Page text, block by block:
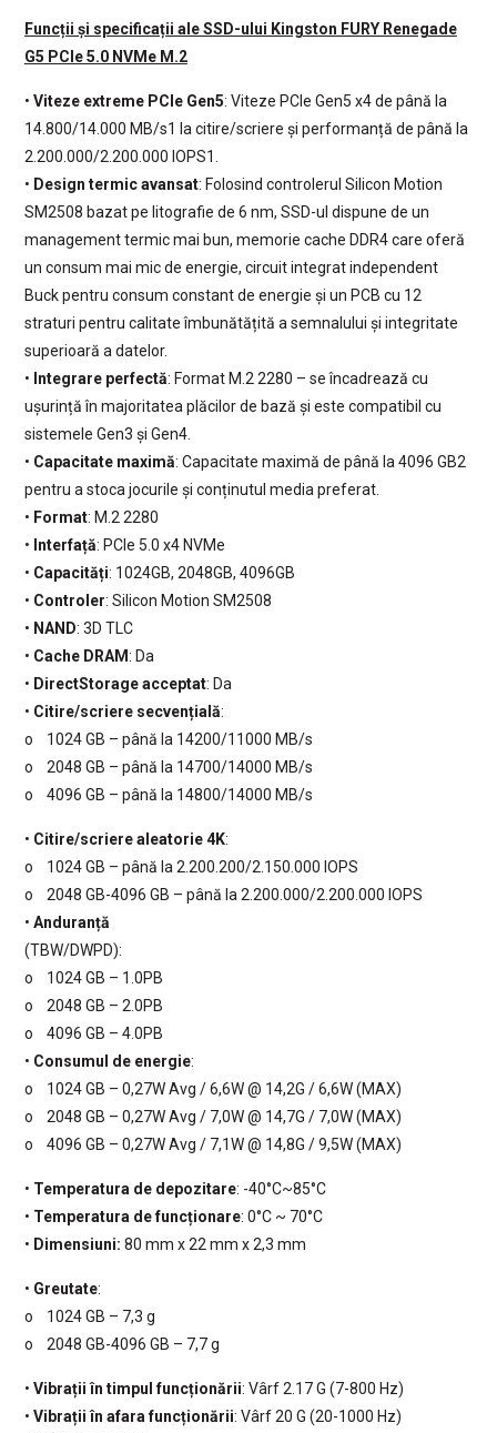
Funcții și specificații ale SSD-ului Kingston FURY Renegade
G5 PCIe 5.0 NVMe M.2
• Viteze extreme PCIe Gen5: Viteze PCIe Gen5 x4 de până la
14.800/14.000 MB/s1 la citire/scriere și performanță de până la
2.200.000/2.200.000 IOPS1.
• Design termic avansat: Folosind controlerul Silicon Motion
SM2508 bazat pe litografie de 6 nm, SSD-ul dispune de un
management termic mai bun, memorie cache DDR4 care oferă
un consum mai mic de energie, circuit integrat independent
Buck pentru consum constant de energie și un PCB cu 12
straturi pentru calitate îmbunătățită a semnalului și integritate
superioară a datelor.
• Integrare perfectă: Format M.2 2280 – se încadrează cu
ușurință în majoritatea plăcilor de bază și este compatibil cu
sistemele Gen3 și Gen4.
• Capacitate maximă: Capacitate maximă de până la 4096 GB2
pentru a stoca jocurile și conținutul media preferat.
• Format: M.2 2280
• Interfață: PCIe 5.0 x4 NVMe
• Capacități: 1024GB, 2048GB, 4096GB
• Controler: Silicon Motion SM2508
• NAND: 3D TLC
• Cache DRAM: Da
• DirectStorage acceptat: Da
• Citire/scriere secvențială:
o 1024 GB – până la 14200/11000 MB/s
o 2048 GB – până la 14700/14000 MB/s
o 4096 GB – până la 14800/14000 MB/s
• Citire/scriere aleatorie 4K:
o 1024 GB – până la 2.200.200/2.150.000 IOPS
o 2048 GB-4096 GB – până la 2.200.000/2.200.000 IOPS
• Anduranță
(TBW/DWPD):
o 1024 GB – 1.0PB
o 2048 GB – 2.0PB
o 4096 GB – 4.0PB
• Consumul de energie:
o 1024 GB – 0,27W Avg / 6,6W @ 14,2G / 6,6W (MAX)
o 2048 GB – 0,27W Avg / 7,0W @ 14,7G / 7,0W (MAX)
o 4096 GB – 0,27W Avg / 7,1W @ 14,8G / 9,5W (MAX)
• Temperatura de depozitare: -40°C~85°C
• Temperatura de funcționare: 0°C ~ 70°C
• Dimensiuni: 80 mm x 22 mm x 2,3 mm
• Greutate:
o 1024 GB – 7,3 g
o 2048 GB-4096 GB – 7,7 g
• Vibrații în timpul funcționării: Vârf 2.17 G (7-800 Hz)
• Vibrații în afara funcționării: Vârf 20 G (20-1000 Hz)